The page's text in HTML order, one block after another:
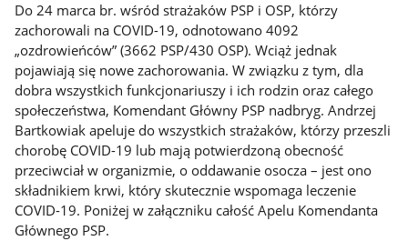
Do 24 marca br. wśród strażaków PSP i OSP, którzy
zachorowali na COVID-19, odnotowano 4092
„ozdrowieńców” (3662 PSP/430 OSP). Wciąż jednak
pojawiają się nowe zachorowania. W związku z tym, dla
dobra wszystkich funkcjonariuszy i ich rodzin oraz całego
społeczeństwa, Komendant Główny PSP nadbryg. Andrzej
Bartkowiak apeluje do wszystkich strażaków, którzy przeszli
chorobę COVID-19 lub mają potwierdzoną obecność
przeciwciał w organizmie, o oddawanie osocza – jest ono
składnikiem krwi, który skutecznie wspomaga leczenie
COVID-19. Poniżej w załączniku całość Apelu Komendanta
Głównego PSP.